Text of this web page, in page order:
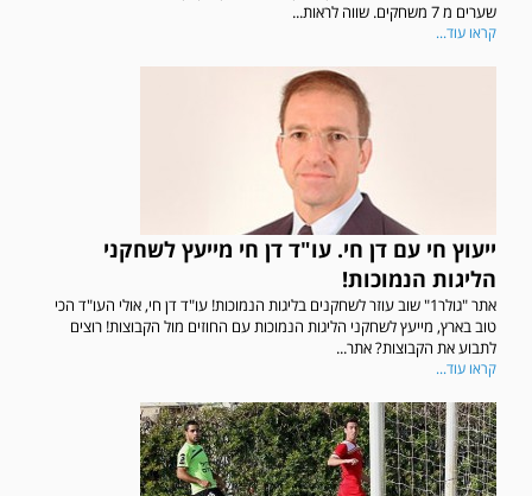
שערים מ 7 משחקים. שווה לראות...
קראו עוד...
ייעוץ חי עם דן חי. עו"ד דן חי מייעץ לשחקני
הליגות הנמוכות!
אתר "גולר1" שוב עוזר לשחקנים בליגות הנמוכות! עו"ד דן חי, אולי העו"ד הכי
טוב בארץ, מייעץ לשחקני הליגות הנמוכות עם החוזים מול הקבוצות! רוצים
לתבוע את הקבוצות? אתר...
קראו עוד...